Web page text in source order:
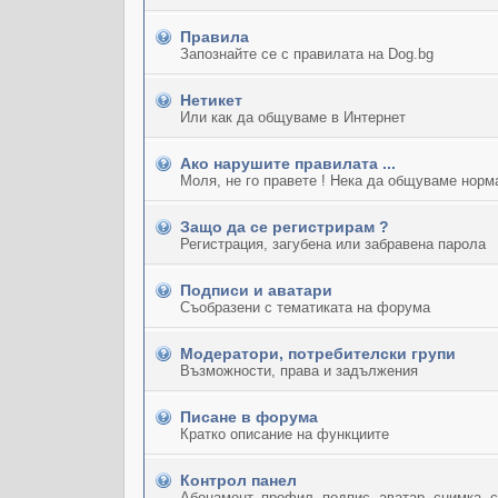
Правила
Запознайте се с правилата на Dog.bg
Нетикет
Или как да общуваме в Интернет
Ако нарушите правилата ...
Моля, не го правете ! Нека да общуваме
Защо да се регистрирам ?
Регистрация, загубена или забравена парола
Подписи и аватари
Съобразени с тематиката на форума
Модератори, потребителски групи
Възможности, права и задължения
Писане в форума
Кратко описание на функциите
Контрол панел